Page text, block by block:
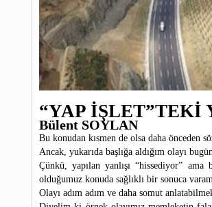
“YAP İŞLET”TEKİ
Bülent SOYLAN
Bu konudan kısmen de olsa daha önceden
Ancak, yukarıda başlığa aldığım olayı
Çünkü, yapılan yanlışı “hissediyor”
olduğumuz konuda sağlıklı bir sonuca
Olayı adım adım ve daha somut